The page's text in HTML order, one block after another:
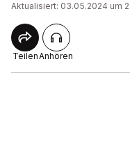
Aktualisiert: 03.05.2024 um
TeilenAnhören